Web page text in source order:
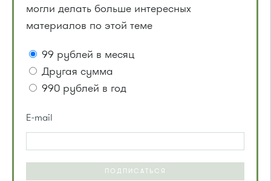
могли делать больше интересных
материалов по этой теме
99 рублей в месяц
Другая сумма
990 рублей в год
E-mail
ПОДПИСАТЬСЯ